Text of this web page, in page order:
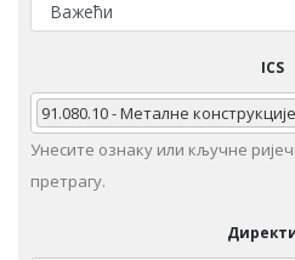
ICS
91.080.10 - Meтaлнe кoнструкциje
Унесите ознаку или кључне
претрагу.